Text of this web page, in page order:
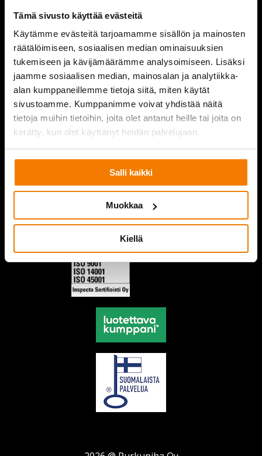
Tämä sivusto käyttää evästeitä
Käytämme evästeitä tarjoamamme sisällön ja mainosten
räätälöimiseen, sosiaalisen median ominaisuuksien
tukemiseen ja kävijämäärämme analysoimiseen. Lisäksi
jaamme sosiaalisen median, mainosalan ja analytiikka-
alan kumppaneillemme tietoja siitä, miten käytät
sivustoamme. Kumppanimme voivat yhdistää näitä
tietoja muihin tietoihin, joita olet antanut heille tai joita on
kerätty, kun olet käyttänyt heidän palvelujaan.
Salli kaikki
Muokkaa
Kiellä
YHTEYSTIEDOT
PURKUPIHA